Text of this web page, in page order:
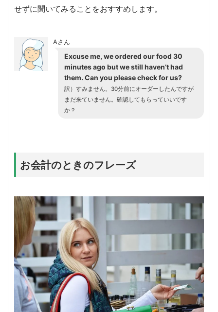
せずに聞いてみることをおすすめします。
Aさん
Excuse me, we ordered our food 30
minutes ago but we still haven’t had
them. Can you please check for us?
訳）すみません。30分前にオーダーしたんですが
まだ来ていません。確認してもらっていいです
か？
お会計のときのフレーズ